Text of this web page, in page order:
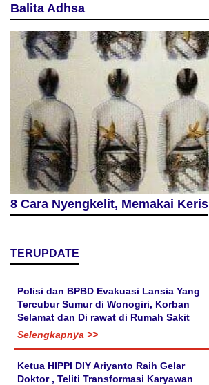
Balita Adhsa
8 Cara Nyengkelit, Memakai Keris
TERUPDATE
Polisi dan BPBD Evakuasi Lansia Yang
Tercubur Sumur di Wonogiri, Korban
Selamat dan Di rawat di Rumah Sakit
Selengkapnya >>
Ketua HIPPI DIY Ariyanto Raih Gelar
Doktor , Teliti Transformasi Karyawan